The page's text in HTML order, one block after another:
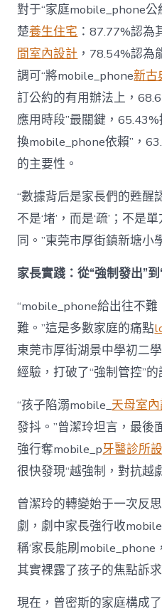
對于“家庭mobile_phone
楚養生住宅 ：87.77%認為
間室內設計 ，78.54%認為
調可“將mobile_phone新古
訂公約的有用辦法上，
應用時段”最關鍵，
換mobile_phone依賴”，
的主要性。
“數據背后是家長們的甦醒
不是‘堵’，而是‘疏’；不是
同。”東莞市厚街鎮新塘小
家長實踐：從“強制發出”
“mobile_phone給出往不難
難。”這是多數家庭的痛點
東莞市厚街湖景中學初二
經驗，打破了“強制管控”的
“孩子陷溺mobile_天母室
發抖。”曾潔玲坦言，最後
強行奪mobile_p牙醫診所
很快發現“越強制，對抗越
曾潔玲的轉變始于一次反
劇，劇中家長強行收
稱‘家長能刷mobile_phone
其實裸露了孩子的焦點訴
現在，曾密斯的家庭構成